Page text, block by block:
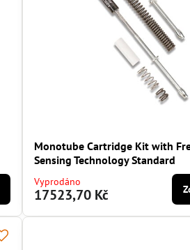
Monotube Cartridge Kit with
Sensing Technology Standard
Vyprodáno
17523,70 Kč